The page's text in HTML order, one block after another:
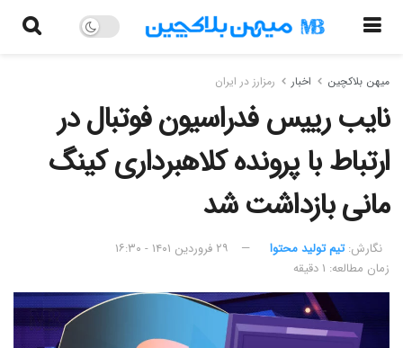
میهن بلاکچین اخبار رمزارز در ایران
نایب رییس فدراسیون فوتبال در
ارتباط با پرونده کلاهبرداری کینگ
مانی بازداشت شد
نگارش:‌ تیم تولید محتوا
۲۹ فروردین ۱۴۰۱ - ۱۶:۳۰
زمان مطالعه: ۱ دقیقه